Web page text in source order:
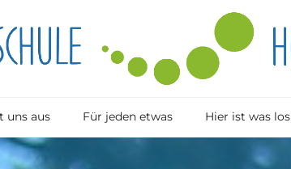
uns aus Für jeden etwas Hier ist was los